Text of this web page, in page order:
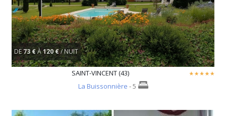
DE73 €À120 €/ NUIT
SAINT-VINCENT (43)
La Buissonnière - 5